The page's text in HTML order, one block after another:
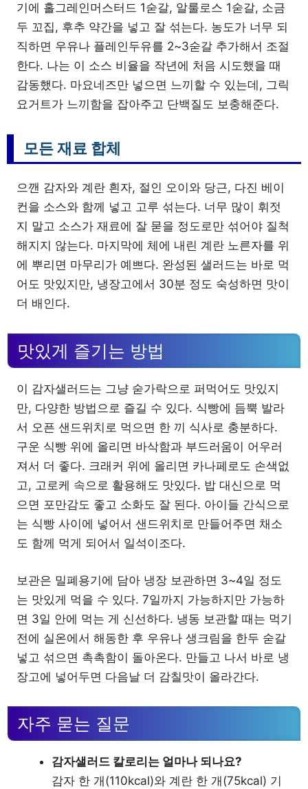
기에 홀그레인머스터드 1숟갈, 알룰로스 1숟갈, 소금
두 꼬집, 후추 약간을 넣고 잘 섞는다. 농도가 너무 되
직하면 우유나 플레인두유를 2~3숟갈 추가해서 조절
한다. 나는 이 소스 비율을 작년에 처음 시도했을 때
감동했다. 마요네즈만 넣으면 느끼할 수 있는데, 그릭
요거트가 느끼함을 잡아주고 단백질도 보충해준다.
모든 재료 합체
으깬 감자와 계란 흰자, 절인 오이와 당근, 다진 베이
컨을 소스와 함께 넣고 고루 섞는다. 너무 많이 휘젓
지 말고 소스가 재료에 잘 묻을 정도로만 섞어야 질척
해지지 않는다. 마지막에 체에 내린 계란 노른자를 위
에 뿌리면 마무리가 예쁘다. 완성된 샐러드는 바로 먹
어도 맛있지만, 냉장고에서 30분 정도 숙성하면 맛이
더 배인다.
맛있게 즐기는 방법
이 감자샐러드는 그냥 숟가락으로 퍼먹어도 맛있지
만, 다양한 방법으로 즐길 수 있다. 식빵에 듬뿍 발라
서 오픈 샌드위치로 먹으면 한 끼 식사로 충분하다.
구운 식빵 위에 올리면 바삭함과 부드러움이 어우러
져서 더 좋다. 크래커 위에 올리면 카나페로도 손색없
고, 고로케 속으로 활용해도 맛있다. 밥 대신으로 먹
으면 포만감도 좋고 소화도 잘 된다. 아이들 간식으로
는 식빵 사이에 넣어서 샌드위치로 만들어주면 채소
도 함께 먹게 되어서 일석이조다.
보관은 밀폐용기에 담아 냉장 보관하면 3~4일 정도
는 맛있게 먹을 수 있다. 7일까지 가능하지만 가능하
면 3일 안에 먹는 게 신선하다. 냉동 보관할 때는 먹기
전에 실온에서 해동한 후 우유나 생크림을 한두 숟갈
넣고 섞으면 촉촉함이 돌아온다. 만들고 나서 바로 냉
장고에 넣어두면 다음날 더 감칠맛이 올라간다.
자주 묻는 질문
감자샐러드 칼로리는 얼마나 되나요?
감자 한 개(110kcal)와 계란 한 개(75kcal) 기